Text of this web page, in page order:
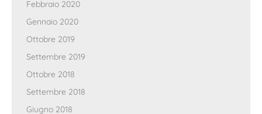
Febbraio 2020
Gennaio 2020
Ottobre 2019
Settembre 2019
Ottobre 2018
Settembre 2018
Giugno 2018